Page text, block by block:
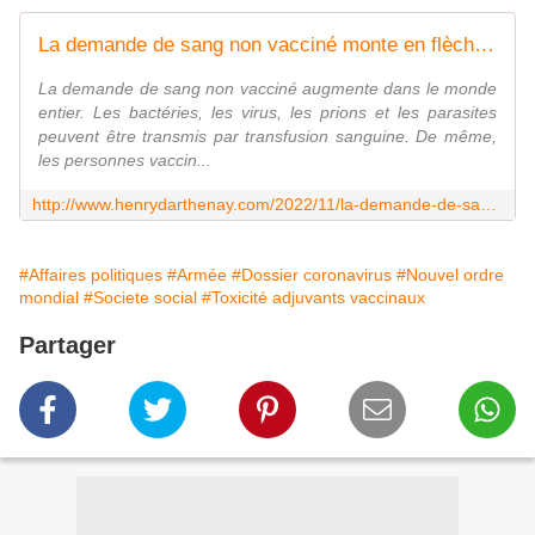
La demande de sang non vacciné monte en flèche dans le monde - Vouillé un peu d'Histoire
La demande de sang non vacciné augmente dans le monde
entier. Les bactéries, les virus, les prions et les parasites
peuvent être transmis par transfusion sanguine. De même,
les personnes vaccin...
#Affaires politiques #Armée #Dossier coronavirus #Nouvel ordre
mondial #Societe social #Toxicité adjuvants vaccinaux
Partager